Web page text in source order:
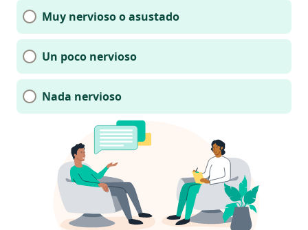
Muy nervioso o asustado
Un poco nervioso
Nada nervioso